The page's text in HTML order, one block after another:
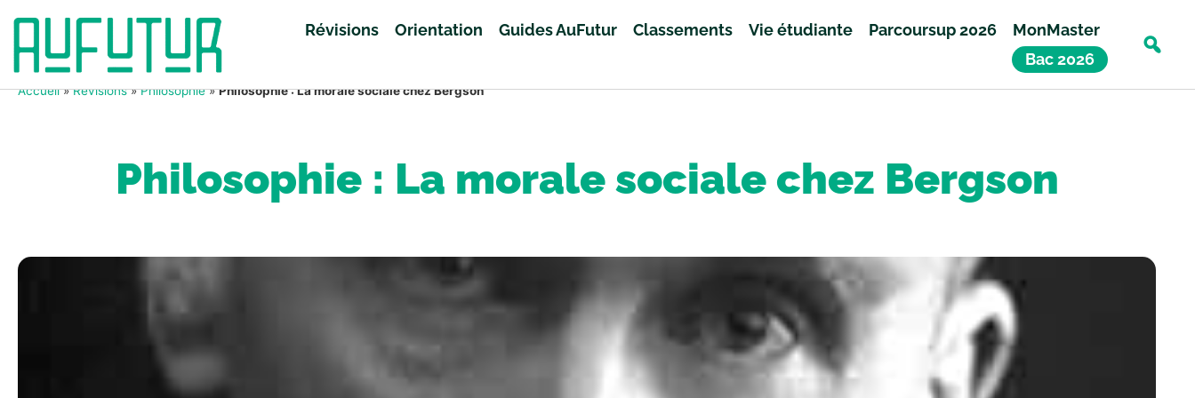
Révisions Orientation Guides AuFutur Classements Vie étudiante Parcoursup 2026
MonMaster
Bac 2026
Accueil»Révisions»Philosophie»Philosophie : La morale sociale chez Bergson
Philosophie : La morale sociale chez Bergson